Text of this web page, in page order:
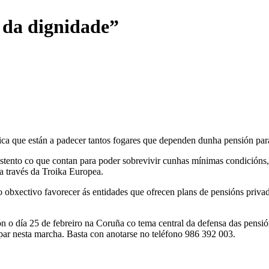
dignidade”
que están a padecer tantos fogares que dependen dunha pensión
co que contan para poder sobrevivir cunhas mínimas
través da Troika Europea.
favorecer ás entidades que ofrecen plans de pensións
día 25 de febreiro na Coruña co tema central da defensa das
nesta marcha. Basta con anotarse no teléfono 986 392 003.